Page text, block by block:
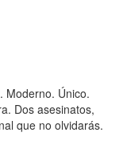
Moderno. Único.
Dos asesinatos,
que no olvidarás.